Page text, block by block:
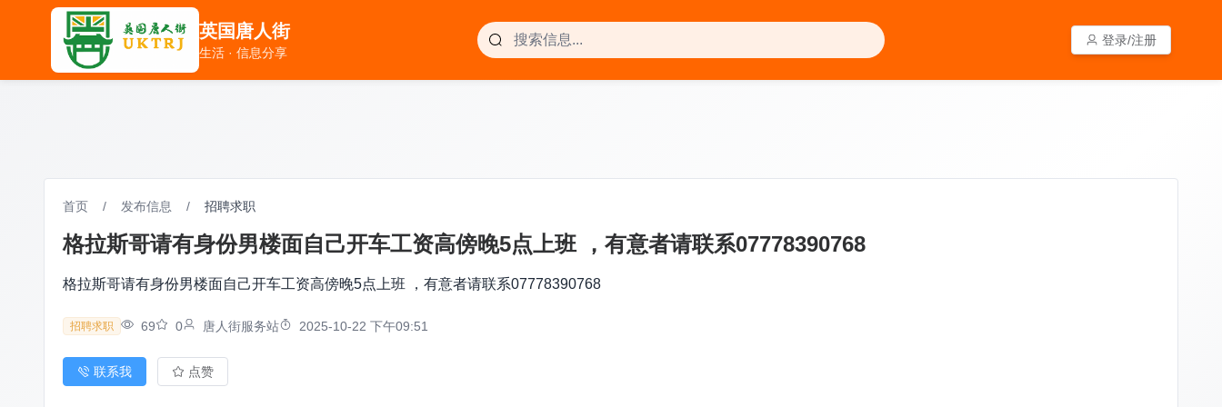
英国唐人街
生活 · 信息分享
登录/注册
英国唐人街
生活 · 信息分享
登录/注册
首页 / 发布信息 / 招聘求职
格拉斯哥请有身份男楼面自己开车工资高傍晚5点上班 ，有意者请联系07778390768
格拉斯哥请有身份男楼面自己开车工资高傍晚5点上班 ，有意者请联系07778390768
招聘求职 69 0 唐人街服务站 2025-10-22 下午09:51
联系我 点赞